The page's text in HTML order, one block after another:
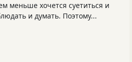
меньше хочется суетиться и
и думать. Поэтому...